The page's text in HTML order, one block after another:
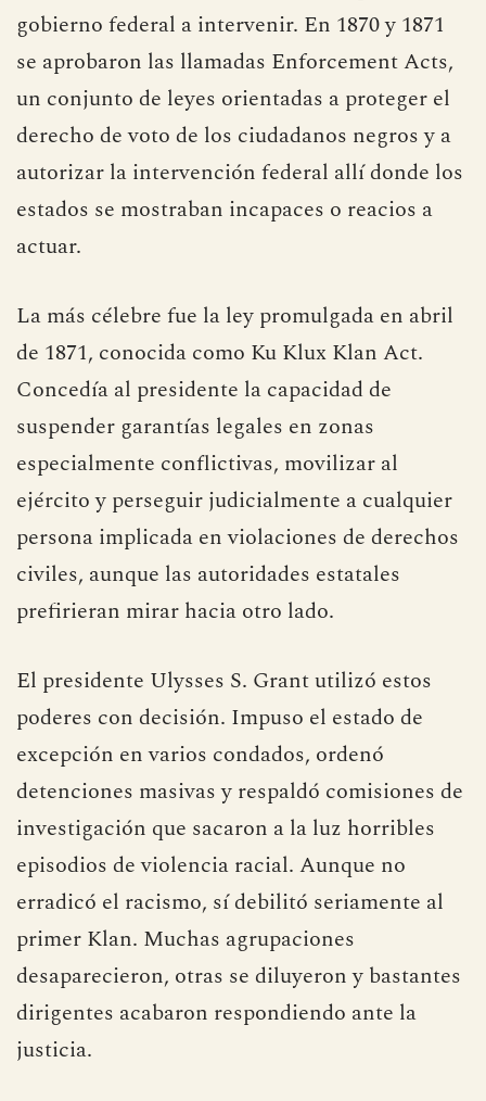
gobierno federal a intervenir. En 1870 y 1871
se aprobaron las llamadas Enforcement Acts,
un conjunto de leyes orientadas a proteger el
derecho de voto de los ciudadanos negros y a
autorizar la intervención federal allí donde los
estados se mostraban incapaces o reacios a
actuar.
La más célebre fue la ley promulgada en abril
de 1871, conocida como Ku Klux Klan Act.
Concedía al presidente la capacidad de
suspender garantías legales en zonas
especialmente conflictivas, movilizar al
ejército y perseguir judicialmente a cualquier
persona implicada en violaciones de derechos
civiles, aunque las autoridades estatales
prefirieran mirar hacia otro lado.
El presidente Ulysses S. Grant utilizó estos
poderes con decisión. Impuso el estado de
excepción en varios condados, ordenó
detenciones masivas y respaldó comisiones de
investigación que sacaron a la luz horribles
episodios de violencia racial. Aunque no
erradicó el racismo, sí debilitó seriamente al
primer Klan. Muchas agrupaciones
desaparecieron, otras se diluyeron y bastantes
dirigentes acabaron respondiendo ante la
justicia.